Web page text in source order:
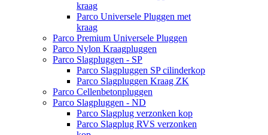
kraag
Parco Universele Pluggen met
kraag
Parco Premium Universele Pluggen
Parco Nylon Kraagpluggen
Parco Slagpluggen - SP
Parco Slagpluggen SP cilinderkop
Parco Slagpluggen Kraag ZK
Parco Cellenbetonpluggen
Parco Slagpluggen - ND
Parco Slagplug verzonken kop
Parco Slagplug RVS verzonken